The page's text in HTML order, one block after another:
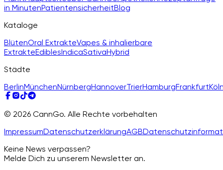
in MinutenPatientensicherheitBlog
Kataloge
BlütenOral ExtrakteVapes & inhalierbare
ExtrakteEdiblesIndicaSativaHybrid
Städte
BerlinMünchenNürnbergHannoverTrierHamburgFrankfurt
© 2026 CannGo. Alle Rechte vorbehalten
ImpressumDatenschutzerklärungAGB
Keine News verpassen?
Melde Dich zu unserem Newsletter an.